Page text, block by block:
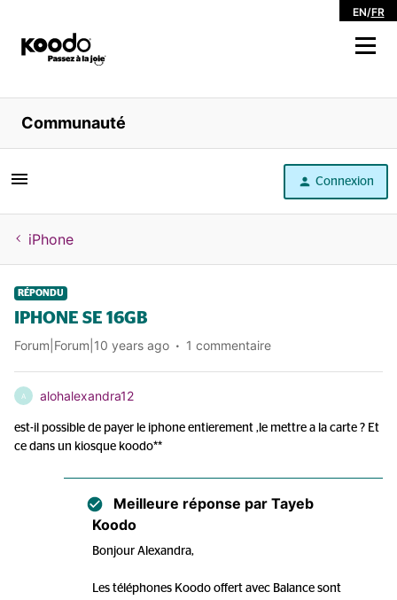
EN/FR
Magasiner
Libre service
Aide
Communauté
Connexion
iPhone
RÉPONDU
IPHONE SE 16GB
Forum|Forum|10 years ago 1 commentaire
A alohalexandra12
est-il possible de payer le iphone entierement ,le mettre a la carte ? Et
ce dans un kiosque koodo**
Meilleure réponse par Tayeb
Koodo
Bonjour Alexandra,
Les téléphones Koodo offert avec Balance sont